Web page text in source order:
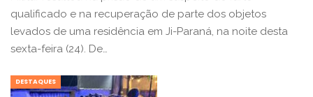
qualificado e na recuperação de parte dos objetos
levados de uma residência em Ji-Paraná, na noite desta
sexta-feira (24). De…
DESTAQUES